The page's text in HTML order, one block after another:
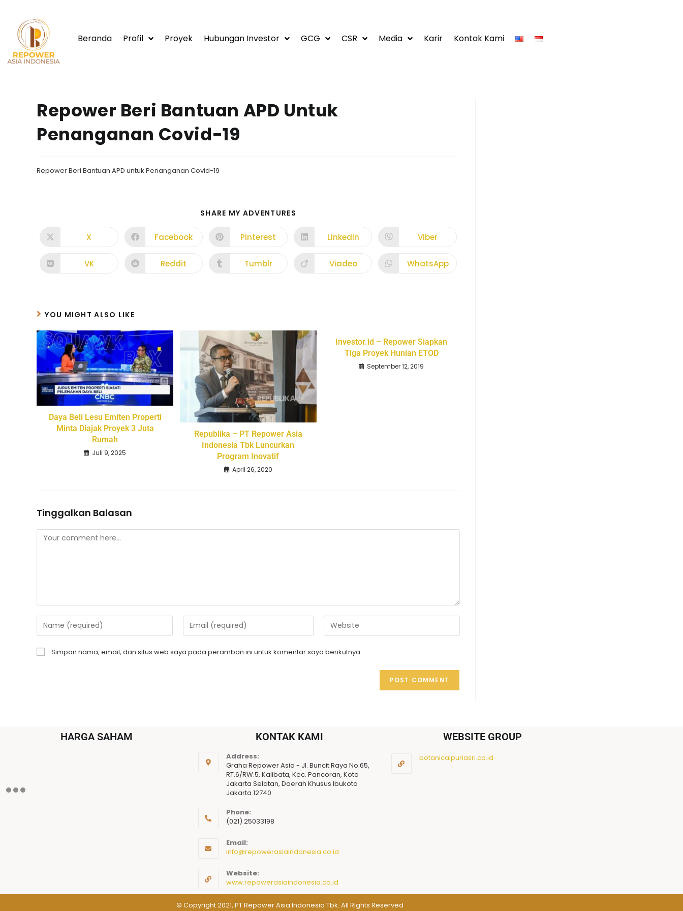
Beranda Profil Proyek Hubungan Investor GCG CSR Media Karir Kontak Kami
Repower Beri Bantuan APD Untuk
Penanganan Covid-19
Repower Beri Bantuan APD untuk Penanganan Covid-19
SHARE MY ADVENTURES
X Facebook Pinterest LinkedIn Viber
VK Reddit Tumblr Viadeo WhatsApp
YOU MIGHT ALSO LIKE
Daya Beli Lesu Emiten Properti
Minta Diajak Proyek 3 Juta
Rumah
Juli 9, 2025
Republika – PT Repower Asia
Indonesia Tbk Luncurkan
Program Inovatif
April 26, 2020
Investor.id – Repower Siapkan
Tiga Proyek Hunian ETOD
September 12, 2019
Tinggalkan Balasan
Simpan nama, email, dan situs web saya pada peramban ini untuk komentar saya berikutnya.
HARGA SAHAM KONTAK KAMI
Address:
Graha Repower Asia - Jl. Buncit Raya No.65,
RT.6/RW.5, Kalibata, Kec. Pancoran, Kota
Jakarta Selatan, Daerah Khusus Ibukota
Jakarta 12740
Phone:
(021) 25033198
Email:
info@repowerasiaindonesia.co.id
Website:
www.repowerasiaindonesia.co.id
WEBSITE GROUP
botanicalpuriasri.co.id
© Copyright 2021, PT Repower Asia Indonesia Tbk. All Rights Reserved